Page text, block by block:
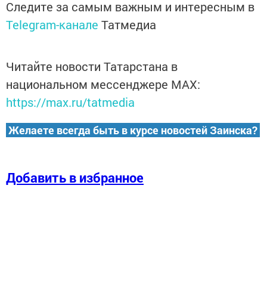
Следите за самым важным и интересным в
Telegram-канале Татмедиа
Читайте новости Татарстана в
национальном мессенджере MАХ:
https://max.ru/tatmedia
Желаете всегда быть в курсе новостей Заинска?
Добавить в избранное